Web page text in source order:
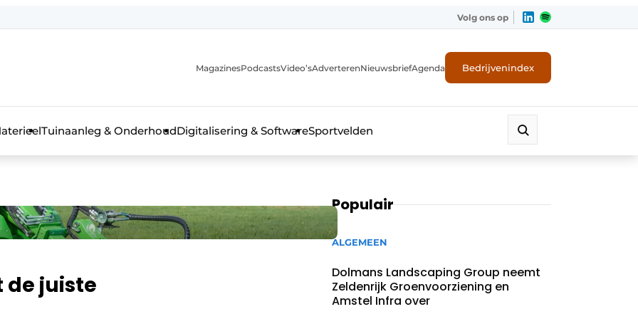
Volg ons op
MagazinesPodcastsVideo’sAdverterenNieuwsbriefAgenda Bedrijvenindex
Tuinaanleg & OnderhoudDigitalisering & SoftwareSportvelden
de juiste
Populair
ALGEMEEN
Dolmans Landscaping Group neemt
Zeldenrijk Groenvoorziening en
Amstel Infra over